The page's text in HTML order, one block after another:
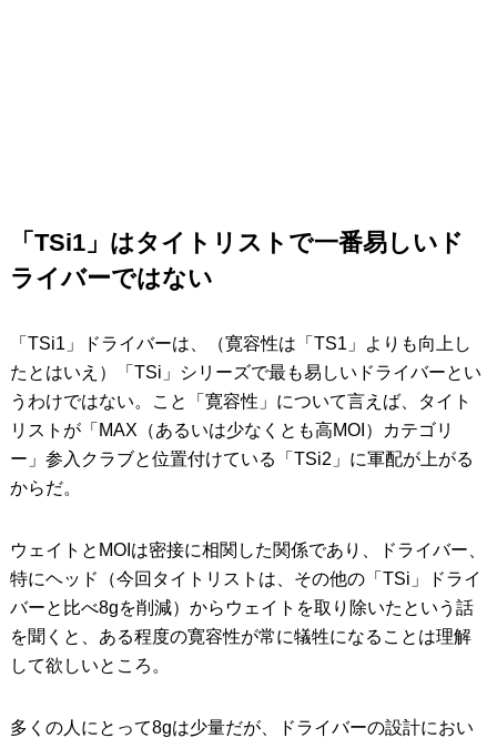
「TSi1」はタイトリストで一番易しいド
ライバーではない
「TSi1」ドライバーは、（寛容性は「TS1」よりも向上し
たとはいえ）「TSi」シリーズで最も易しいドライバーとい
うわけではない。こと「寛容性」について言えば、タイト
リストが「MAX（あるいは少なくとも高MOI）カテゴリ
ー」参入クラブと位置付けている「TSi2」に軍配が上がる
からだ。
ウェイトとMOIは密接に相関した関係であり、ドライバー、
特にヘッド（今回タイトリストは、その他の「TSi」ドライ
バーと比べ8gを削減）からウェイトを取り除いたという話
を聞くと、ある程度の寛容性が常に犠牲になることは理解
して欲しいところ。
多くの人にとって8gは少量だが、ドライバーの設計におい